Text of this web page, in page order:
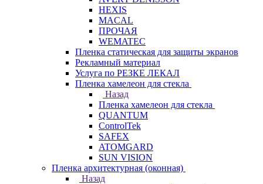
HEXIS
MACAL
ПРОЧАЯ
WEMATEC
Пленка статическая для защиты экранов
Рекламный материал
Услуга по РЕЗКЕ ЛЕКАЛ
Пленка хамелеон для стекла
Назад
Пленка хамелеон для стекла
QUANTUM
ControlTek
SAFEX
ATOMGARD
SUN VISION
Пленка архитектурная (оконная)
Назад